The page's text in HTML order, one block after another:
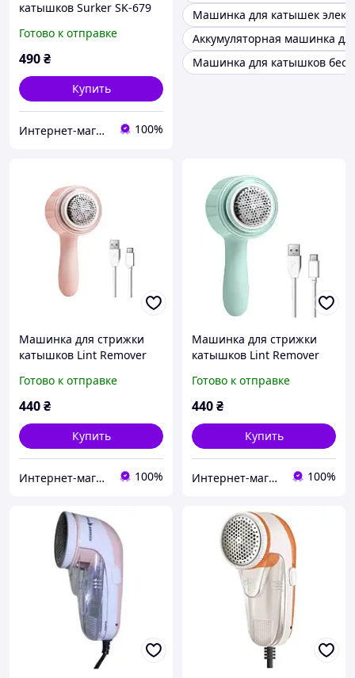
катышков Surker SK-679
2026
Готово к отправке
490₴
Купить
Интернет-магазин "Дешевле Нет" 100%
Машинка для катышек
Аккумуляторная машинка
Машинка для катышков
Машинка для стрижки
катышков Lint Remover
Розовый
Готово к отправке
440₴
Купить
Интернет-магазин "Дешевле Нет" 100%
Машинка для стрижки
катышков Lint Remover
Бирюзовый D8-2026
Готово к отправке
440₴
Купить
Интернет-магазин "Дешевле Нет" 100%